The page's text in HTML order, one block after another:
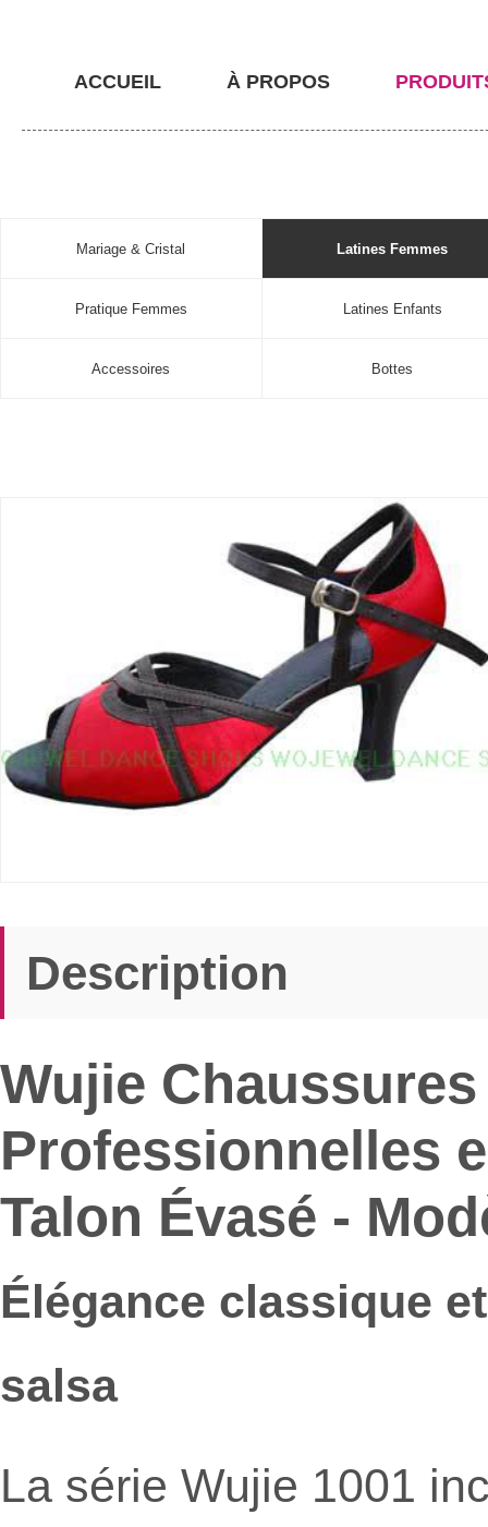
ACCUEIL À PROPOS
Mariage & Cristal Latines Femmes
Pratique Femmes Latines Enfants
Accessoires Bottes
Description
Wujie
Professionnelles
Talon Évasé -
Élégance classique
salsa
La série Wujie 1001